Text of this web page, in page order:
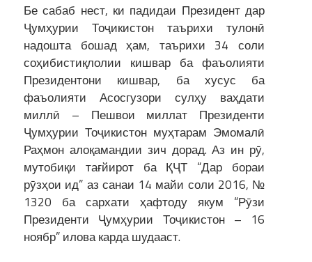
Бе сабаб нест, ки падидаи Президент дар
Ҷумҳурии Тоҷикистон таърихи тулонӣ
надошта бошад ҳам, таърихи 34 соли
соҳибистиқлолии кишвар ба фаъолияти
Президентони кишвар, ба хусус ба
фаъолияти Асосгузори сулҳу ваҳдати
миллӣ – Пешвои миллат Президенти
Ҷумҳурии Тоҷикистон муҳтарам Эмомалӣ
Раҳмон алоқамандии зич дорад. Аз ин рӯ,
мутобиқи тағйирот ба ҚҶТ “Дар бораи
рӯзҳои ид” аз санаи 14 майи соли 2016, №
1320 ба сархати ҳафтоду якум “Рӯзи
Президенти Ҷумҳурии Тоҷикистон – 16
ноябр” илова карда шудааст.